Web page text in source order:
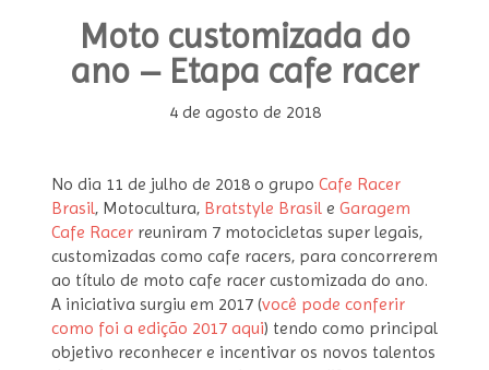
Moto customizada do
ano – Etapa cafe racer
4 de agosto de 2018
No dia 11 de julho de 2018 o grupo Cafe Racer
Brasil, Motocultura, Bratstyle Brasil e Garagem
Cafe Racer reuniram 7 motocicletas super legais,
customizadas como cafe racers, para concorrerem
ao título de moto cafe racer customizada do ano.
A iniciativa surgiu em 2017 (você pode conferir
como foi a edição 2017 aqui) tendo como principal
objetivo reconhecer e incentivar os novos talentos